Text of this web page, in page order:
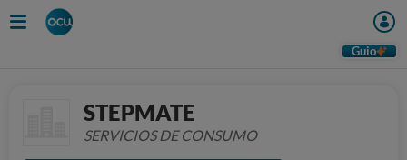
Guio
STEPMATE
SERVICIOS DE CONSUMO